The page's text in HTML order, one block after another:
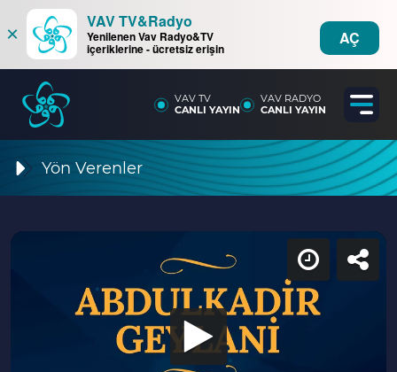
×
VAV TV&Radyo
Yenilenen Vav Radyo&TV
içeriklerine - ücretsiz erişin
AÇ
VAV TV
CANLI YAYIN
VAV RADYO
CANLI YAYIN
Yön Verenler